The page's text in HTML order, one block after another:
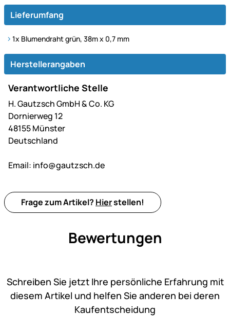
Lieferumfang
1x Blumendraht grün, 38m x 0,7 mm
Herstellerangaben
Verantwortliche Stelle
H. Gautzsch GmbH & Co. KG
Dornierweg 12
48155 Münster
Deutschland
Email: info@gautzsch.de
Frage zum Artikel? Hierstellen!
Bewertungen
Schreiben Sie jetzt Ihre persönliche Erfahrung mit
diesem Artikel und helfen Sie anderen bei deren
Kaufentscheidung